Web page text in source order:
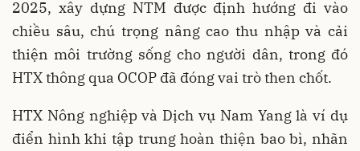
2025, xây dựng NTM được định hướng đi vào
chiều sâu, chú trọng nâng cao thu nhập và cải
thiện môi trường sống cho người dân, trong đó
HTX thông qua OCOP đã đóng vai trò then chốt.
HTX Nông nghiệp và Dịch vụ Nam Yang là ví dụ
điển hình khi tập trung hoàn thiện bao bì, nhãn